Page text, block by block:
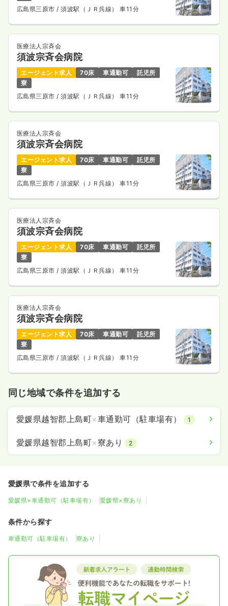
広島県三原市/ 須波駅（ＪＲ呉線） 車11分
医療法人宗斉会
須波宗斉会病院
エージェント求人 70床 車通勤可
託児所
寮
広島県三原市/ 須波駅（ＪＲ呉線） 車11分
医療法人宗斉会
須波宗斉会病院
エージェント求人 70床 車通勤可
託児所
寮
広島県三原市/ 須波駅（ＪＲ呉線） 車11分
医療法人宗斉会
須波宗斉会病院
エージェント求人 70床 車通勤可
託児所
寮
広島県三原市/ 須波駅（ＪＲ呉線） 車11分
医療法人宗斉会
須波宗斉会病院
エージェント求人 70床 車通勤可
託児所
寮
広島県三原市/ 須波駅（ＪＲ呉線） 車11分
同じ地域で条件を追加する
愛媛県越智郡上島町×車通勤可（駐車場有） 1
愛媛県越智郡上島町×寮あり 2
愛媛県で条件を追加する
愛媛県×車通勤可（駐車場有） 愛媛県×寮あり
条件から探す
車通勤可（駐車場有） 寮あり